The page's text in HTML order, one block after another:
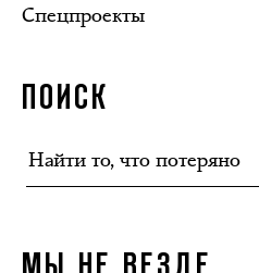
Спецпроекты
ПОИСК